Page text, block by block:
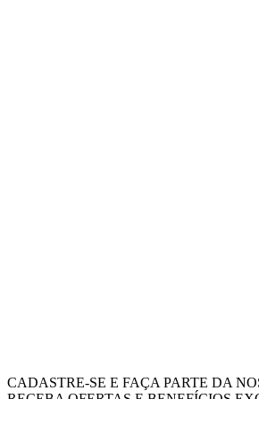
CADASTRE-SE E FAÇA PARTE DA
RECEBA OFERTAS E BENEFÍCIOS